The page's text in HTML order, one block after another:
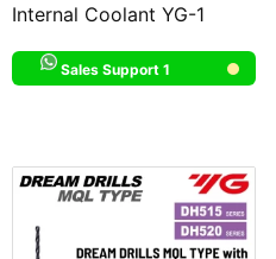
Internal Coolant YG-1
Sales Support 1